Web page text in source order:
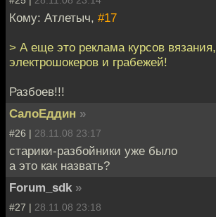
Кому: Атлетыч, #17
> А еще это реклама курсов вязания,
электрошокеров и грабежей!
Разбоев!!!
СалоЕддин »
#26 | 28.11.08 23:17
старики-разбойники уже было
а это как назвать?
Forum_sdk »
#27 | 28.11.08 23:18